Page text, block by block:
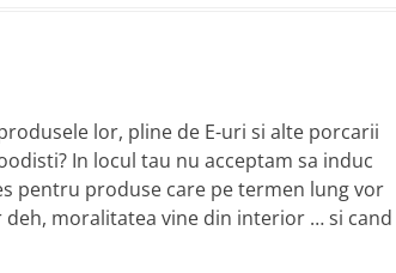
lor, pline de E-uri si alte porcarii
In locul tau nu acceptam sa induc
pentru produse care pe termen lung vor
moralitatea vine din interior … si cand